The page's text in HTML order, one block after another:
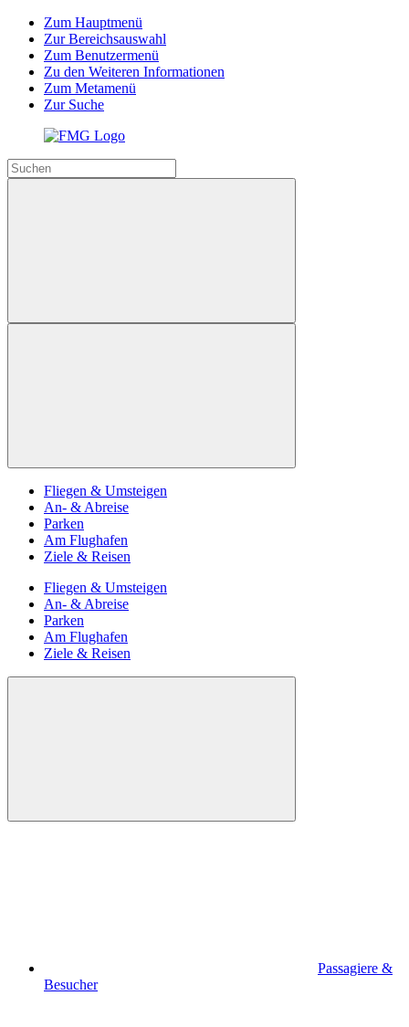
Zum Hauptmenü
Zur Bereichsauswahl
Zum Benutzermenü
Zu den Weiteren Informationen
Zum Metamenü
Zur Suche
Fliegen & Umsteigen
An- & Abreise
Parken
Am Flughafen
Ziele & Reisen
Fliegen & Umsteigen
An- & Abreise
Parken
Am Flughafen
Ziele & Reisen
Passagiere &
Besucher